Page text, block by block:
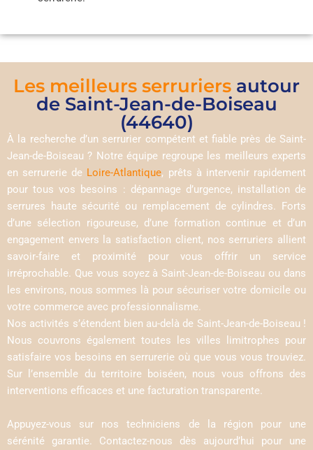
Les meilleurs serruriers autour
de Saint-Jean-de-Boiseau
(44640)
À la recherche d’un serrurier compétent et fiable près de Saint-
Jean-de-Boiseau ? Notre équipe regroupe les meilleurs experts
en serrurerie de Loire-Atlantique, prêts à intervenir rapidement
pour tous vos besoins : dépannage d’urgence, installation de
serrures haute sécurité ou remplacement de cylindres. Forts
d’une sélection rigoureuse, d’une formation continue et d’un
engagement envers la satisfaction client, nos serruriers allient
savoir-faire et proximité pour vous offrir un service
irréprochable. Que vous soyez à Saint-Jean-de-Boiseau ou dans
les environs, nous sommes là pour sécuriser votre domicile ou
votre commerce avec professionnalisme.
Nos activités s’étendent bien au-delà de Saint-Jean-de-Boiseau !
Nous couvrons également toutes les villes limitrophes pour
satisfaire vos besoins en serrurerie où que vous vous trouviez.
Sur l’ensemble du territoire boiséen, nous vous offrons des
interventions efficaces et une facturation transparente.
Appuyez-vous sur nos techniciens de la région pour une
sérénité garantie. Contactez-nous dès aujourd’hui pour une